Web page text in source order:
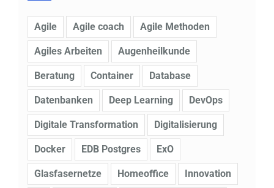
Agile Agile coach Agile Methoden
Agiles Arbeiten Augenheilkunde
Beratung Container Database
Datenbanken Deep Learning DevOps
Digitale Transformation Digitalisierung
Docker EDB Postgres ExO
Glasfasernetze Homeoffice Innovation